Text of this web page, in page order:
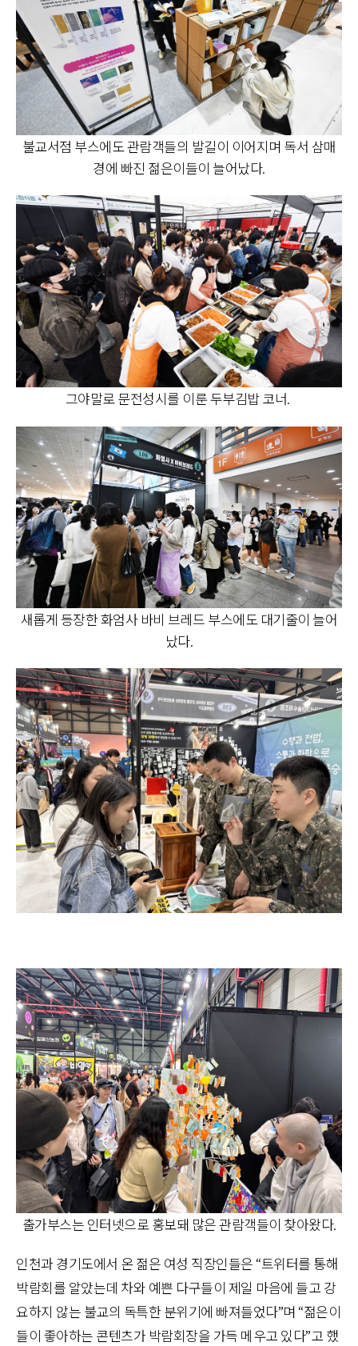
불교서점 부스에도 관람객들의 발길이 이어지며 독서 삼매
경에 빠진 젊은이들이 늘어났다.
그야말로 문전성시를 이룬 두부김밥 코너.
새롭게 등장한 화엄사 바비 브레드 부스에도 대기줄이 늘어
났다.
출가부스는 인터넷으로 홍보돼 많은 관람객들이 찾아왔다.
인천과 경기도에서 온 젊은 여성 직장인들은 “트위터를 통해
박람회를 알았는데 차와 예쁜 다구들이 제일 마음에 들고 강
요하지 않는 불교의 독특한 분위기에 빠져들었다”며 “젊은이
들이 좋아하는 콘텐츠가 박람회장을 가득 메우고 있다”고 했